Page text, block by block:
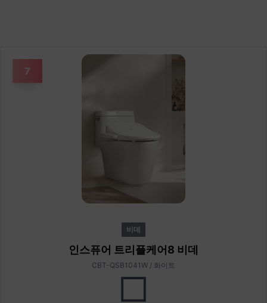
7
비데
인스퓨어 트리플케어8 비데
CBT-QSB1041W / 화이트